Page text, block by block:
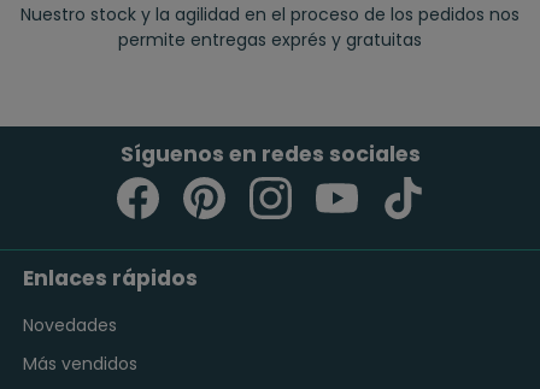
Nuestro stock y la agilidad en el proceso de los pedidos nos
permite entregas exprés y gratuitas
Síguenos en redes sociales
Enlaces rápidos
Novedades
Más vendidos